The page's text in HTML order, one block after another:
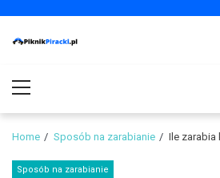
navigation
content
Menu
Home Sposób na zarabianie Ile zarabia
Sposób na zarabianie